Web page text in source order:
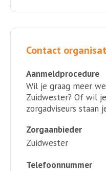
Contact
Aanmeldprocedure
Wil je graag meer
Zuidwester? Of wil
zorgadviseurs staan
Zorgaanbieder
Zuidwester
Telefoonnummer